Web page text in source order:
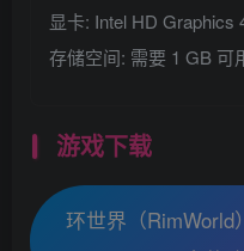
显卡: Intel HD Graphics
存储空间: 需要 1 GB 可
游戏下载
环世界（RimWorld